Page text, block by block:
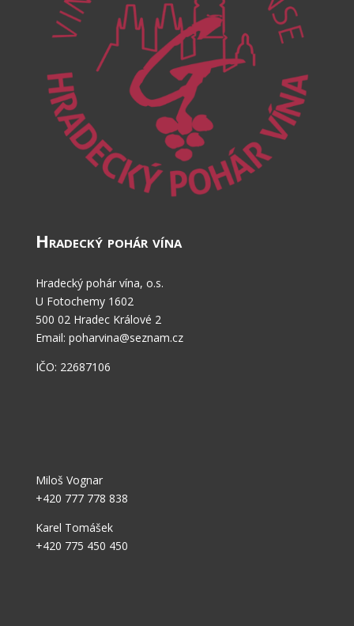
Hradecký pohár vína
Hradecký pohár vína, o.s.
U Fotochemy 1602
500 02 Hradec Králové 2
Email: poharvina@seznam.cz
IČO: 22687106
Miloš Vognar
+420 777 778 838
Karel Tomášek
+420 775 450 450